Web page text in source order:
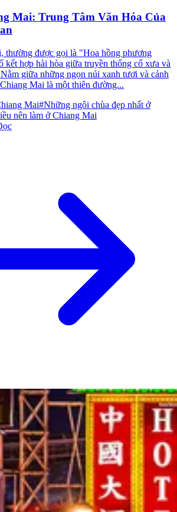
Mai: Trung Tâm Văn Hóa Của
thường được gọi là "Hoa hồng phương
kết hợp hài hòa giữa truyền thống cổ xưa và
giữa những ngọn núi xanh tươi và cảnh
Mai là một thiên đường...
Mai#Những ngôi chùa đẹp nhất ở
nên làm ở Chiang Mai